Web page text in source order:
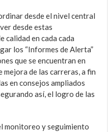
desde el nivel central
desde estas
calidad en cada cada
los “Informes de Alerta”
que se encuentran en
mejora de las carreras, a fin
en consejos ampliados
así, el logro de las
monitoreo y seguimiento